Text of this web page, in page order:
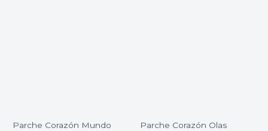
Parche Corazón Mundo Parche Corazón Olas